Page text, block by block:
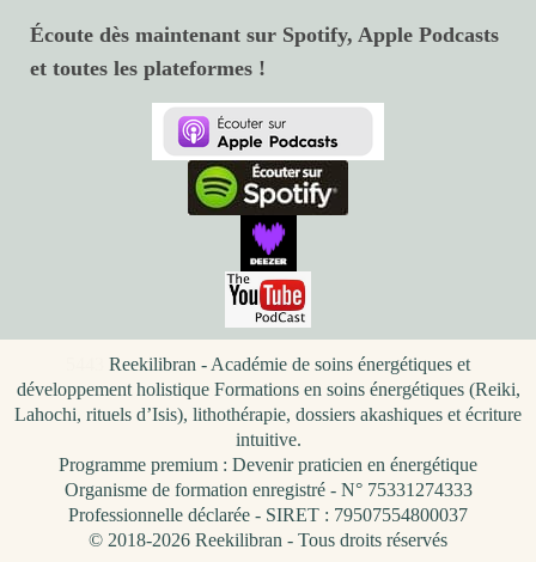
Écoute dès maintenant sur Spotify, Apple Podcasts
et toutes les plateformes !
Reekilibran - Académie de soins énergétiques et
développement holistique Formations en soins énergétiques (Reiki,
Lahochi, rituels d’Isis), lithothérapie, dossiers akashiques et écriture
intuitive.
Programme premium : Devenir praticien en énergétique
Organisme de formation enregistré - N° 75331274333
Professionnelle déclarée - SIRET : 79507554800037
© 2018-2026 Reekilibran - Tous droits réservés